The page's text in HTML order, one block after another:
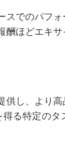
スでのパフ
酬ほどエキ
供し、より
る特定のタ